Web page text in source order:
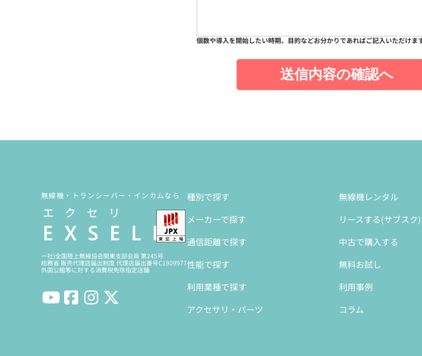
個数や導入を開始したい時期、目的などお分かりであればご記入いただけま
送信内容の確認へ
無線機・トランシーバー・インカムなら
一社)全国陸上無線協会関東支部会員 第245号
総務省 販売代理店届出制度 代理店届出番号C1909977
外国公館等に対する消費税免除指定店舗
種別で探す
メーカーで探す
通信距離で探す
性能で探す
利用業種で探す
アクセサリ・パーツ
無線機レンタル
リースする(サブスク)
中古で購入する
無料お試し
利用事例
コラム